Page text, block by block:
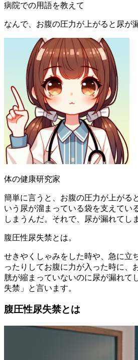
病院での用語を教えて
なんで、お腹の圧力が上がると尿が
体の健康研究家
簡単に言うと、お腹の圧力が上がる
いう尿が溜まっている袋を支えてい
しまうんだ。それで、尿が漏れてし
腹圧性尿失禁とは。
せきやくしゃみをした時や、急に立
ったりしてお腹に力が入った時に、
胱が縮まっていないのに尿が漏れて
失禁」と言います。
腹圧性尿失禁とは